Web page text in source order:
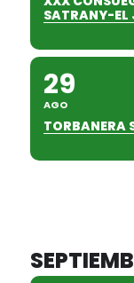
SATRANY-EL
29
AGO
TORBANERA